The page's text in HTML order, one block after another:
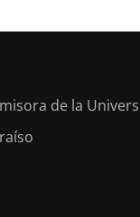
de la